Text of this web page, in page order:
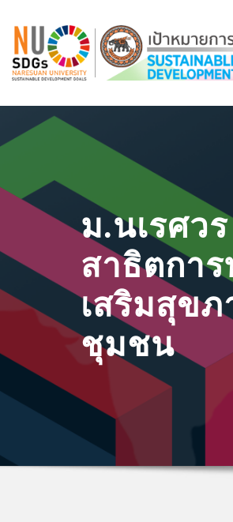
ม.นเรศว
สาธิตกา
เสริมสุขภ
ชุมชน